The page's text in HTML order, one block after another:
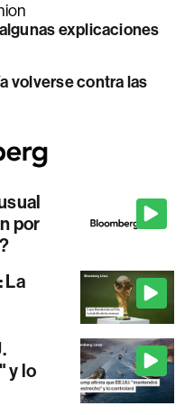
explicaciones
volverse contra las
por
La
y lo